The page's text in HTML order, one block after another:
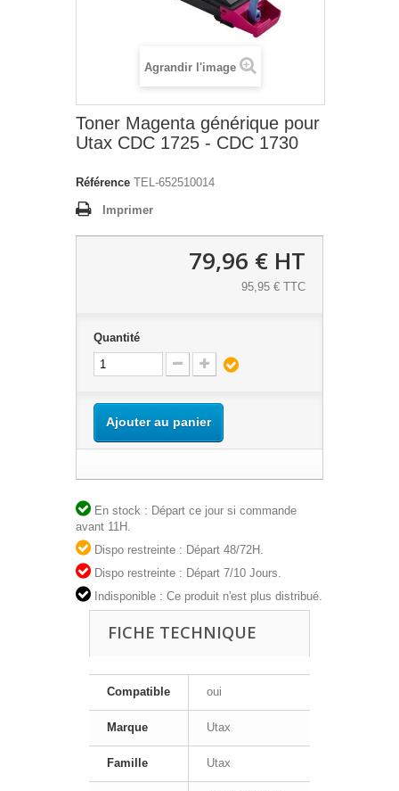
Agrandir l'image
Toner Magenta générique pour
Utax CDC 1725 - CDC 1730
Référence TEL-652510014
Imprimer
79,96 € HT
95,95 € TTC
Quantité
Ajouter au panier
En stock : Départ ce jour si commande
avant 11H.
Dispo restreinte : Départ 48/72H.
Dispo restreinte : Départ 7/10 Jours.
Indisponible : Ce produit n'est plus distribué.
FICHE TECHNIQUE
Compatible oui
Marque Utax
Famille Utax